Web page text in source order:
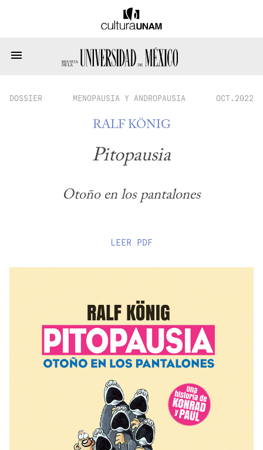
DOSSIER MENOPAUSIA Y ANDROPAUSIA OCT.2022
RALF KÖNIG
Pitopausia
Otoño en los pantalones
LEER PDF